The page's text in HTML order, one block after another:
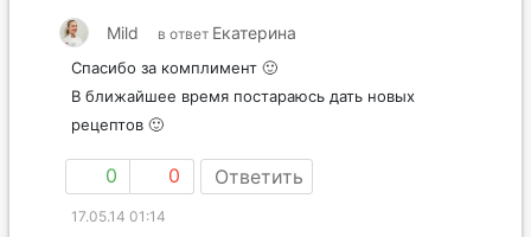
Mild в ответ Екатерина
Спасибо за комплимент 🙂
В ближайшее время постараюсь дать новых
рецептов 🙂
0 0 Ответить
17.05.14 01:14